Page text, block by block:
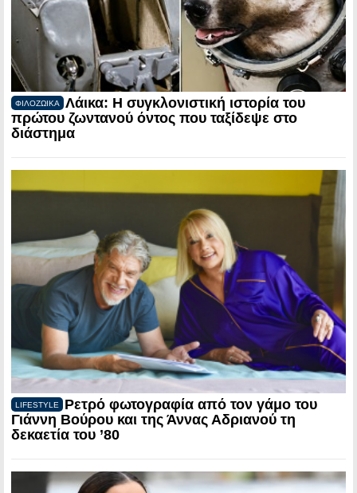
ΦΙΛΟΖΩΙΚΑ
Λάικα: Η συγκλονιστική ιστορία του
πρώτου ζωντανού όντος που ταξίδεψε στο
διάστημα
LIFESTYLE
Ρετρό φωτογραφία από τον γάμο του
Γιάννη Βούρου και της Άννας Αδριανού τη
δεκαετία του ’80